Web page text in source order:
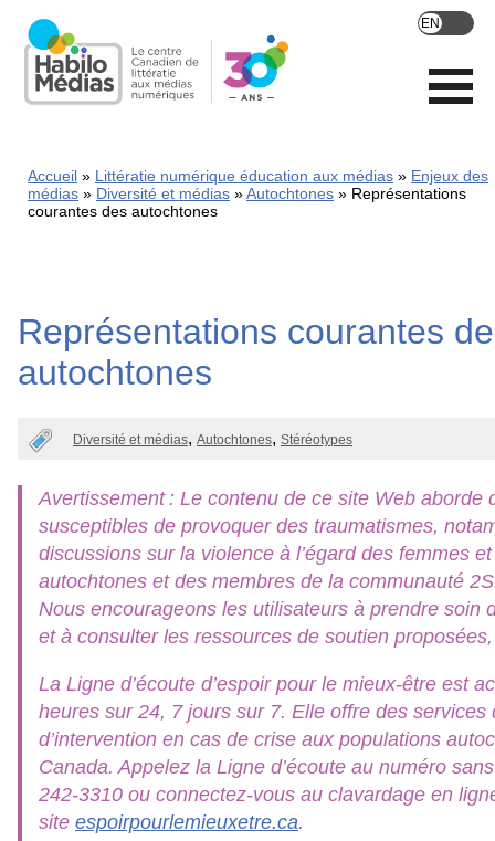
main
content
Accueil Littératie numérique éducation aux médias
Enjeux des
médias
Diversité et médias Autochtones
Représentations
courantes des autochtones
Représentations courantes
autochtones
Diversité et médias Autochtones Stéréotypes
Avertissement : Le contenu de ce site Web aborde
susceptibles de provoquer des traumatismes,
discussions sur la violence à l’égard des femmes
autochtones et des membres de la communauté
Nous encourageons les utilisateurs à prendre soin
et à consulter les ressources de soutien
La Ligne d’écoute d’espoir pour le mieux-être est
heures sur 24, 7 jours sur 7. Elle offre des services
d’intervention en cas de crise aux populations
Canada. Appelez la Ligne d’écoute au numéro
242-3310 ou connectez-vous au clavardage en
site espoirpourlemieuxetre.ca.